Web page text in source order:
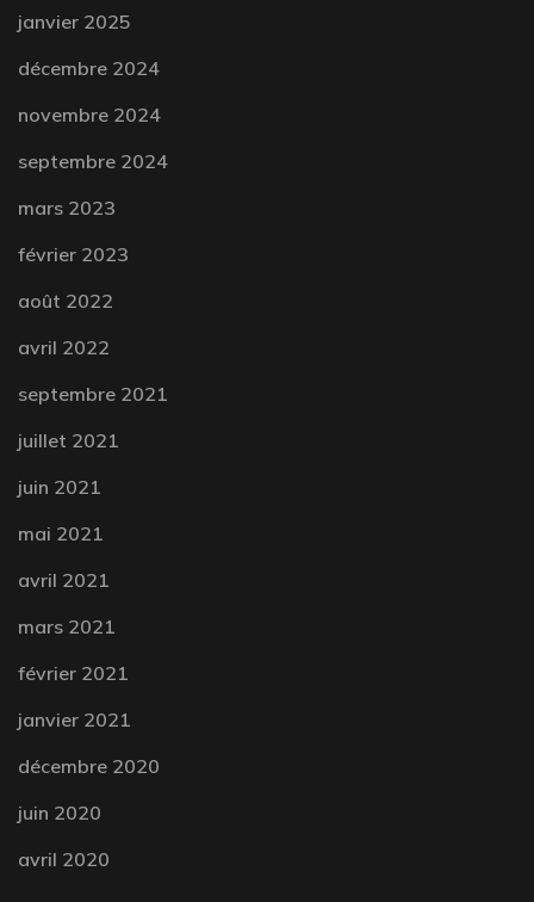
janvier 2025
décembre 2024
novembre 2024
septembre 2024
mars 2023
février 2023
août 2022
avril 2022
septembre 2021
juillet 2021
juin 2021
mai 2021
avril 2021
mars 2021
février 2021
janvier 2021
décembre 2020
juin 2020
avril 2020